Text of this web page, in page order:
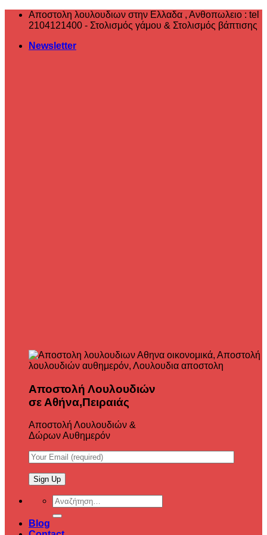
ΜετάβασηΑποστολη λουλουδιων στην Ελλαδα , ‎Ανθοπωλειο : tel
2104121400 - Στολισμός γάμου & Στολισμός βάπτισης
Newsletter
Αποστολή Λουλουδιών
σε Αθήνα,Πειραιάς
Αποστολή Λουλουδιών &
Δώρων Αυθημερόν
Αναζήτηση
για:
Blog